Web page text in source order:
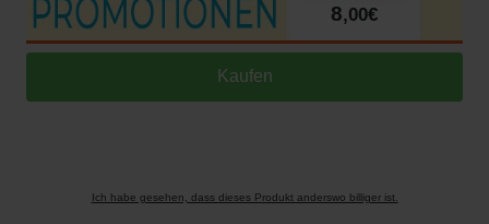
8,00€
Ich habe gesehen, dass dieses Produkt anderswo billiger ist.